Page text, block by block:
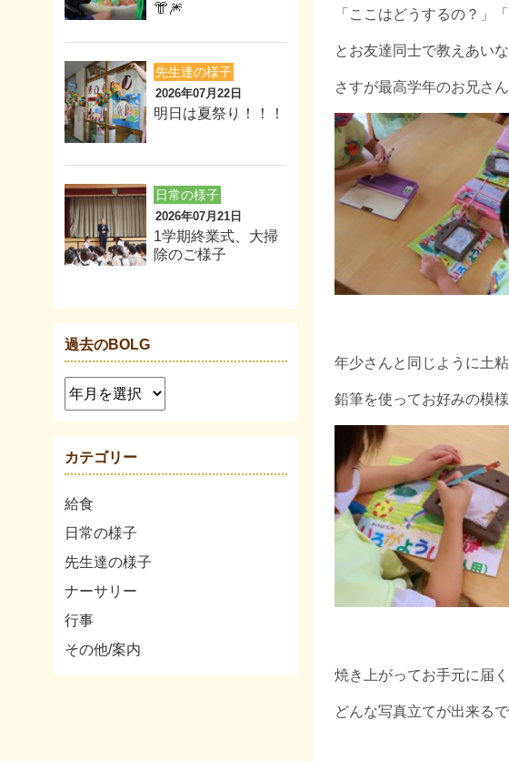
「ここはどうするの？」
とお友達同士で教えあい
さすが最高学年のお兄さ
年少さんと同じように土
鉛筆を使ってお好みの模
焼き上がってお手元に届
どんな写真立てが出来る
👘🎆
先生達の様子
2026年07月22日
明日は夏祭り！！！
日常の様子
2026年07月21日
1学期終業式、大掃
除のご様子
過去のBOLG
カテゴリー
給食
日常の様子
先生達の様子
ナーサリー
行事
その他/案内